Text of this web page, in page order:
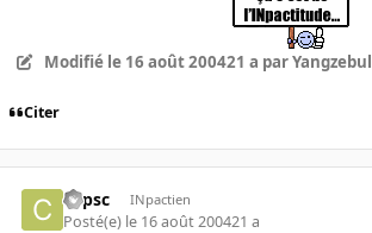
Modifié le 16 août 200421 a par Yangzebul
Citer
copsc INpactien
Posté(e) le 16 août 200421 a